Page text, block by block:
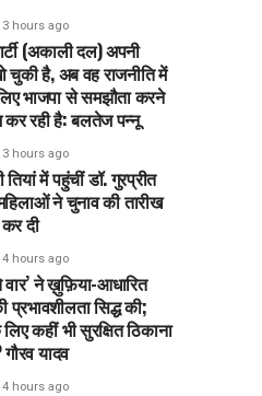
3 hours ago
(अकाली दल) अपनी
चुकी है, अब वह राजनीति में
भाजपा से समझौता करने
कर रही है: बलतेज पन्नू
3 hours ago
में पहुंचीं डॉ. गुरप्रीत
ने चुनाव की तारीख
दी
4 hours ago
वार’ ने ख़ुफ़िया-आधारित
प्रभावशीलता सिद्ध की;
कहीं भी सुरक्षित ठिकाना
यादव
4 hours ago